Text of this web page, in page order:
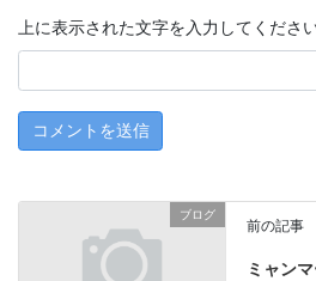
上に表示された文字を入力してください
ブログ
前の記事
ミャン